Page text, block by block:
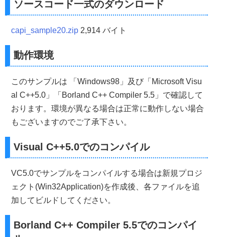
int ScreenCenterY(int Height)
{
Y= (GetSystemMetrics(SM_CYSCREEN
(Y 0
}
//------------------------------------------------------
//■関数 CreateMainWindow(ローカル)
//■用途 メインウインドウを作成する
//■引数
//        Width      ...ウインドウの横幅
//        Height     ...ウインドウの縦幅
//        Caption    ...タイトル名
//        lpfnWndProc...コールバックプロシージャ
//        dwstyle    ...ウインドウスタイル
//        dwExstyle  ...拡張ウインドウスタイル
//        MenuID     ...メニューのID
//        hIcon      ...アイコン
//  ウインドウのハンドル
HWND CreateMainWindow (int Width,int Height, LPCTSTR
{
ソースコード一式のダウンロード
capi_sample20.zip 2,914 バイト
動作環境
このサンプルは 「Windows98」及び「Microsoft Visu
al C++5.0」「Borland C++ Compiler 5.5」で確認して
おります。環境が異なる場合は正常に動作しない場合
もございますのでご了承下さい。
Visual C++5.0でのコンパイル
VC5.0でサンプルをコンパイルする場合は新規プロジ
ェクト(Win32Application)を作成後、各ファイルを追
加してビルドしてください。
Borland C++ Compiler 5.5でのコンパイ